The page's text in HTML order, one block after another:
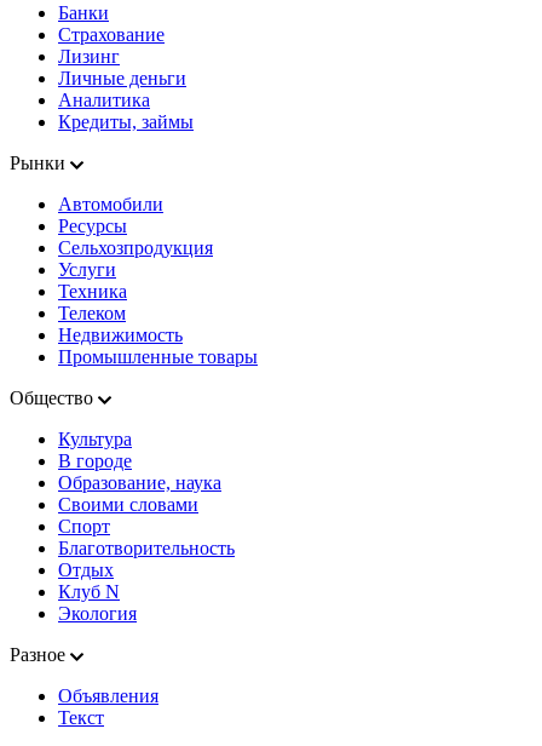
Банки
Страхование
Лизинг
Личные деньги
Аналитика
Кредиты, займы
Рынки
Автомобили
Ресурсы
Сельхозпродукция
Услуги
Техника
Телеком
Недвижимость
Промышленные товары
Общество
Культура
В городе
Образование, наука
Своими словами
Спорт
Благотворительность
Отдых
Клуб N
Экология
Разное
Объявления
Текст